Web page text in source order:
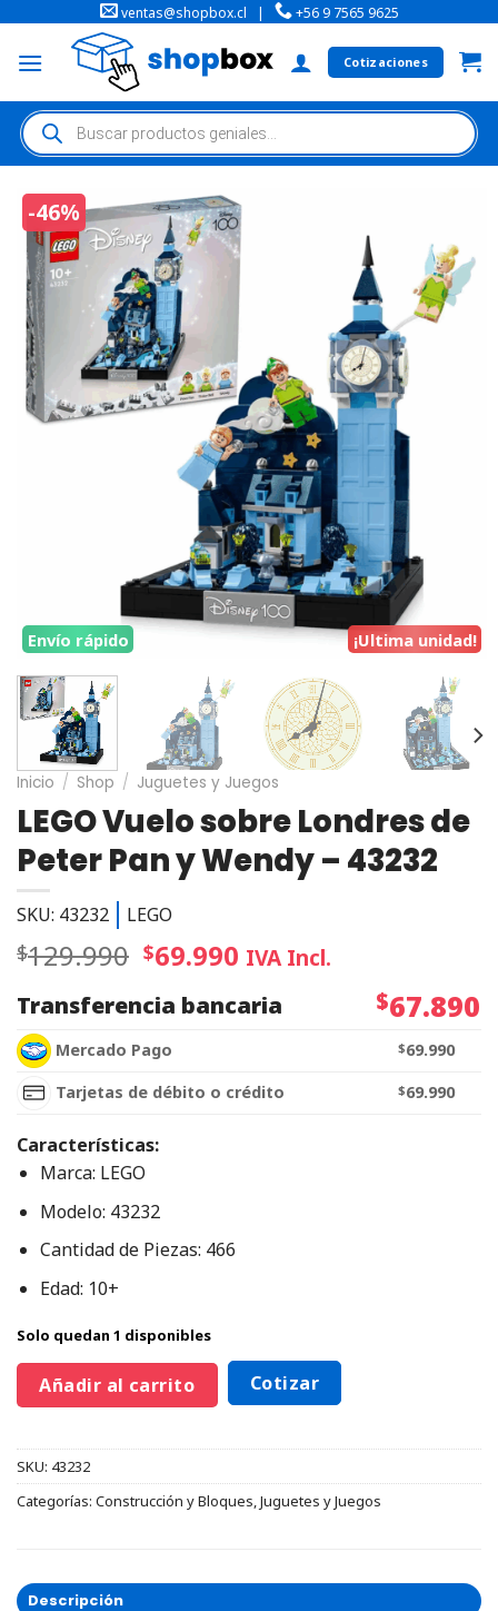
ventas@shopbox.cl | +56 9 7565 9625
Cotizaciones
-46%
¡Ultima unidad!
Envío rápido
Inicio / Shop / Juguetes y Juegos
LEGO Vuelo sobre Londres de
Peter Pan y Wendy – 43232
SKU: 43232 LEGO
$129.990 $69.990 IVA Incl.
Transferencia bancaria
$67.890
Mercado Pago $69.990
Tarjetas de débito o crédito
$69.990
Características:
Marca: LEGO
Modelo: 43232
Cantidad de Piezas: 466
Edad: 10+
Solo quedan 1 disponibles
Añadir al carrito Cotizar
SKU: 43232
Categorías: Construcción y Bloques,Juguetes y Juegos
Descripción